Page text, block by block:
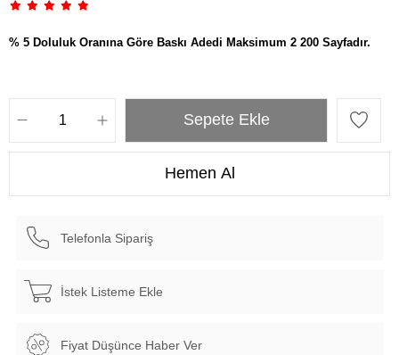
% 5 Doluluk Oranına Göre Baskı Adedi Maksimum 2 200 Sayfadır.
Telefonla Sipariş
İstek Listeme Ekle
Fiyat Düşünce Haber Ver